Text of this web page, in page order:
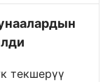
текшерүү